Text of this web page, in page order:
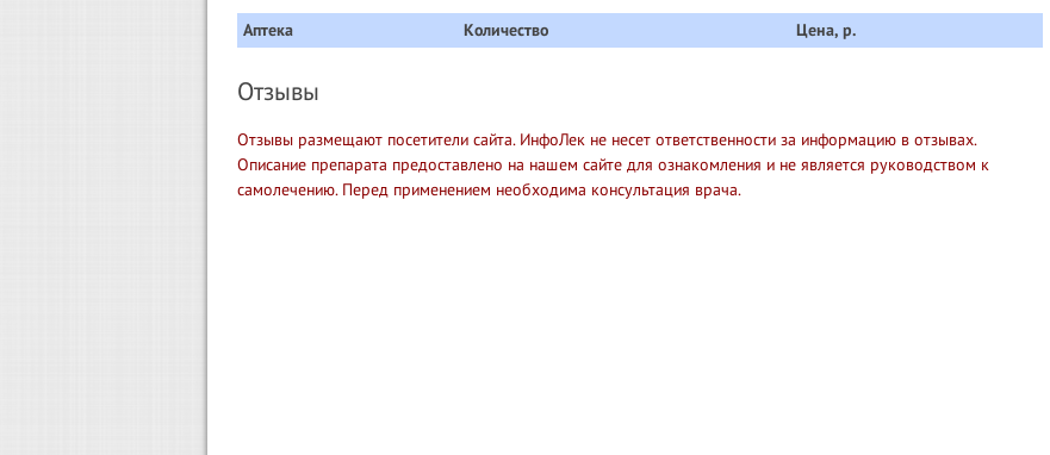
Аптека Количество Цена, р.
Отзывы
Отзывы размещают посетители сайта. ИнфоЛек не несет ответственности за информацию в отзывах.
Описание препарата предоставлено на нашем сайте для ознакомления и не является руководством к
самолечению. Перед применением необходима консультация врача.